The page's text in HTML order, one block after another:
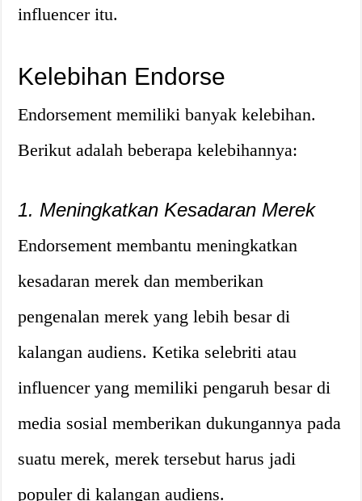
influencer itu.
Kelebihan Endorse
Endorsement memiliki banyak kelebihan.
Berikut adalah beberapa kelebihannya:
1. Meningkatkan Kesadaran Merek
Endorsement membantu meningkatkan
kesadaran merek dan memberikan
pengenalan merek yang lebih besar di
kalangan audiens. Ketika selebriti atau
influencer yang memiliki pengaruh besar di
media sosial memberikan dukungannya pada
suatu merek, merek tersebut harus jadi
populer di kalangan audiens.